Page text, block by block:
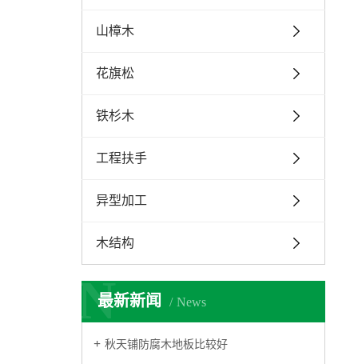
山樟木
花旗松
铁杉木
工程扶手
异型加工
木结构
最新新闻 News
N
秋天铺防腐木地板比较好